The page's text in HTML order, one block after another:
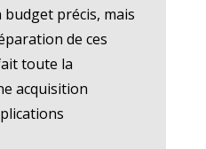
précis, mais
de ces
toute la
acquisition